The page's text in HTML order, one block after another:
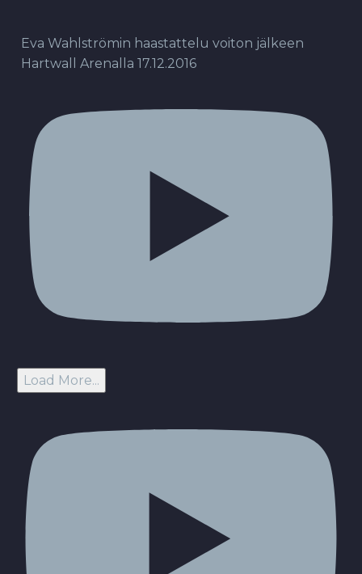
Eva Wahlströmin haastattelu voiton jälkeen
Hartwall Arenalla 17.12.2016
Load More...